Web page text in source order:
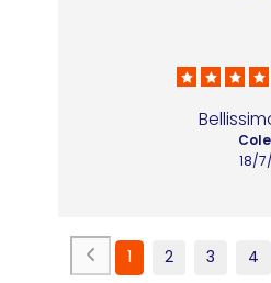
18/
1 2 3 4